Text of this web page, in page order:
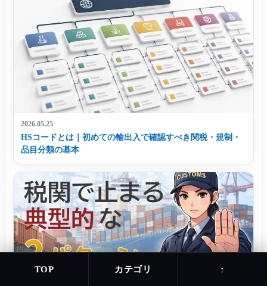
TOP カテゴリ ↑
2026.05.25
HSコードとは｜初めての輸出入で確認すべき関税・規制・
品目分類の基本